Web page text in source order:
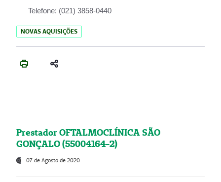
Telefone: (021) 3858-0440
NOVAS AQUISIÇÕES
Prestador OFTALMOCLÍNICA SÃO
GONÇALO (55004164-2)
07 de Agosto de 2020